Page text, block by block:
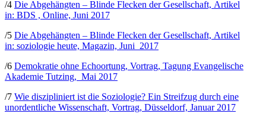
/4 Die Abgehängten – Blinde Flecken der Gesellschaft, Artikel
in: BDS , Online, Juni 2017
/5 Die Abgehängten – Blinde Flecken der Gesellschaft, Artikel
in: soziologie heute, Magazin, Juni 2017
/6 Demokratie ohne Echoortung, Vortrag, Tagung Evangelische
Akademie Tutzing, Mai 2017
/7 Wie diszipliniert ist die Soziologie? Ein Streifzug durch eine
unordentliche Wissenschaft, Vortrag, Düsseldorf, Januar 2017